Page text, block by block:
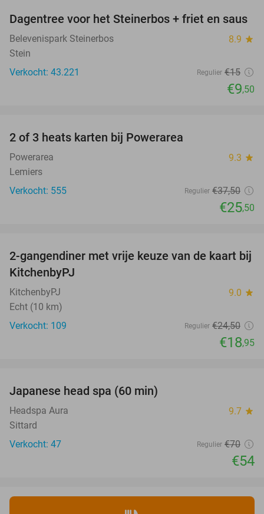
37%
Dagentree voor het Steinerbos + friet en saus
Belevenispark Steinerbos 8.9 star
Stein
Verkocht: 43.221
Regulier €15
€9,50
2 of 3 heats karten bij Powerarea
Powerarea 9.3 star
Lemiers
Verkocht: 555
Regulier €37,50
€25,50
23%
2-gangendiner met vrije keuze van de kaart bij
KitchenbyPJ
KitchenbyPJ 9.0 star
Echt (10 km)
Verkocht: 109
Regulier €24,50
€18,95
Japanese head spa (60 min)
Headspa Aura 9.7 star
Sittard
Verkocht: 47
Regulier €70
€54